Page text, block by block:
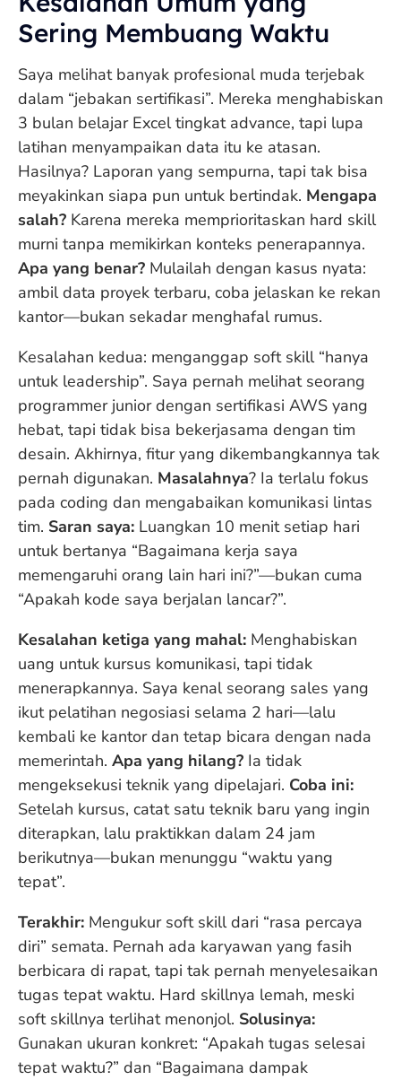
Sering Membuang Waktu
Saya melihat banyak profesional muda terjebak
dalam “jebakan sertifikasi”. Mereka menghabiskan
3 bulan belajar Excel tingkat advance, tapi lupa
latihan menyampaikan data itu ke atasan.
Hasilnya? Laporan yang sempurna, tapi tak bisa
meyakinkan siapa pun untuk bertindak. Mengapa
salah? Karena mereka memprioritaskan hard skill
murni tanpa memikirkan konteks penerapannya.
Apa yang benar? Mulailah dengan kasus nyata:
ambil data proyek terbaru, coba jelaskan ke rekan
kantor—bukan sekadar menghafal rumus.
Kesalahan kedua: menganggap soft skill “hanya
untuk leadership”. Saya pernah melihat seorang
programmer junior dengan sertifikasi AWS yang
hebat, tapi tidak bisa bekerjasama dengan tim
desain. Akhirnya, fitur yang dikembangkannya tak
pernah digunakan. Masalahnya? Ia terlalu fokus
pada coding dan mengabaikan komunikasi lintas
tim. Saran saya: Luangkan 10 menit setiap hari
untuk bertanya “Bagaimana kerja saya
memengaruhi orang lain hari ini?”—bukan cuma
“Apakah kode saya berjalan lancar?”.
Kesalahan ketiga yang mahal: Menghabiskan
uang untuk kursus komunikasi, tapi tidak
menerapkannya. Saya kenal seorang sales yang
ikut pelatihan negosiasi selama 2 hari—lalu
kembali ke kantor dan tetap bicara dengan nada
memerintah. Apa yang hilang? Ia tidak
mengeksekusi teknik yang dipelajari. Coba ini:
Setelah kursus, catat satu teknik baru yang ingin
diterapkan, lalu praktikkan dalam 24 jam
berikutnya—bukan menunggu “waktu yang
tepat”.
Terakhir: Mengukur soft skill dari “rasa percaya
diri” semata. Pernah ada karyawan yang fasih
berbicara di rapat, tapi tak pernah menyelesaikan
tugas tepat waktu. Hard skillnya lemah, meski
soft skillnya terlihat menonjol. Solusinya:
Gunakan ukuran konkret: “Apakah tugas selesai
tepat waktu?” dan “Bagaimana dampak